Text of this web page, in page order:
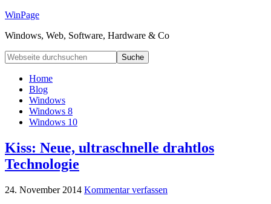
WinPage
Windows, Web, Software, Hardware & Co
Home
Blog
Windows
Windows 8
Windows 10
Kiss: Neue, ultraschnelle drahtlos
Technologie
24. November 2014 Kommentar verfassen